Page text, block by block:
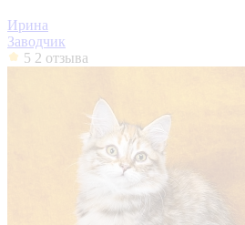
Ирина
Заводчик
5 2 отзыва